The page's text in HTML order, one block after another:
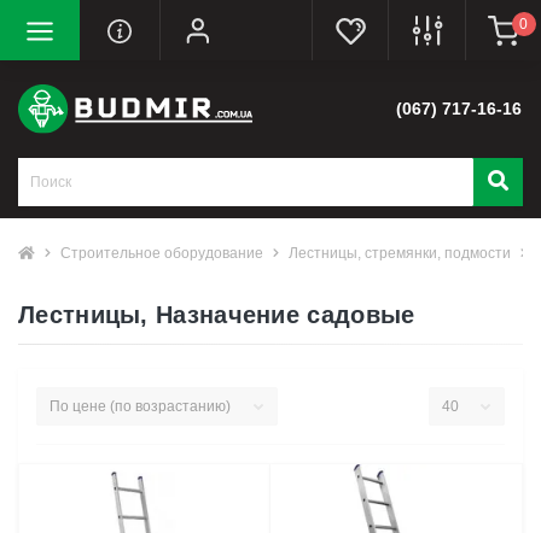
0
(067) 717-16-16
Строительное оборудование Лестницы, стремянки, подмости
Лестницы, Назначение садовые